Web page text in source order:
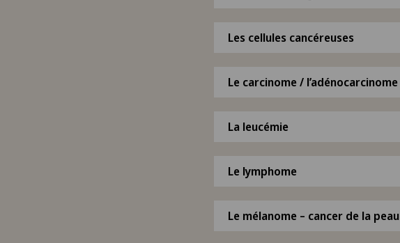
Les cellules cancéreuses
Le carcinome / l’adénocarcinome
La leucémie
Le lymphome
Le mélanome – cancer de la peau